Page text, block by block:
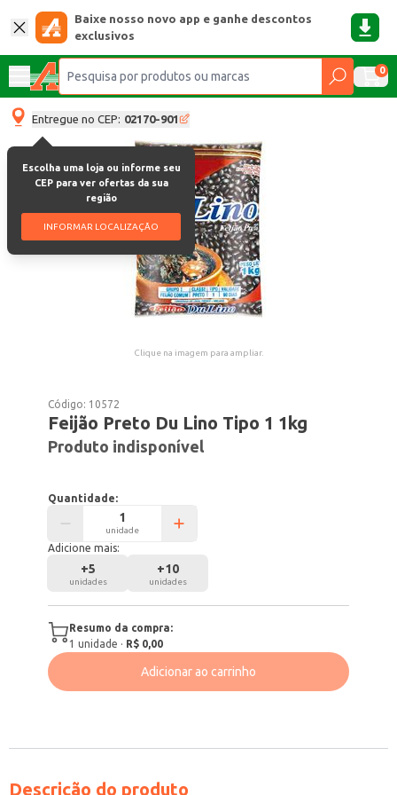
Baixe nosso novo app e ganhe descontos
exclusivos
0
Entregue no CEP: 02170-901
Escolha uma loja ou informe seu
CEP para ver ofertas da sua
região
INFORMAR LOCALIZAÇÃO
Clique na imagem para ampliar.
Código: 10572
Feijão Preto Du Lino Tipo 1 1kg
Produto indisponível
Quantidade:
unidade
Adicione mais:
+5
unidades
+10
unidades
Resumo da compra:
1 unidade · R$ 0,00
Adicionar ao carrinho
Descrição do produto